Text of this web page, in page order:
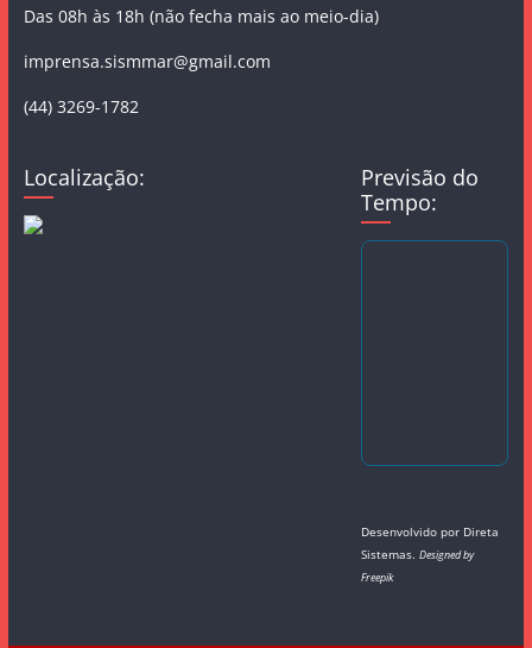
Das 08h às 18h (não fecha mais ao meio-dia)
imprensa.sismmar@gmail.com
(44) 3269-1782
Localização:
Previsão do
Tempo:
Desenvolvido por Direta
Sistemas.Designed by
Freepik